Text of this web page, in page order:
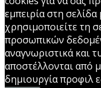
εμπειρία στη
χρησιμοποιείτε τη
προσωπικών
αναγνωριστικά και
αποστέλλονται από
δημιουργία προφιλ